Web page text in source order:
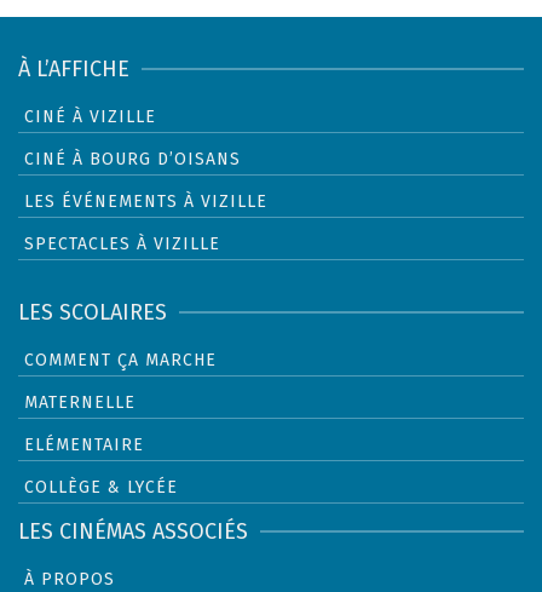
À L’AFFICHE
CINÉ À VIZILLE
CINÉ À BOURG D’OISANS
LES ÉVÉNEMENTS À VIZILLE
SPECTACLES À VIZILLE
LES SCOLAIRES
COMMENT ÇA MARCHE
MATERNELLE
ELÉMENTAIRE
COLLÈGE & LYCÉE
LES CINÉMAS ASSOCIÉS
À PROPOS